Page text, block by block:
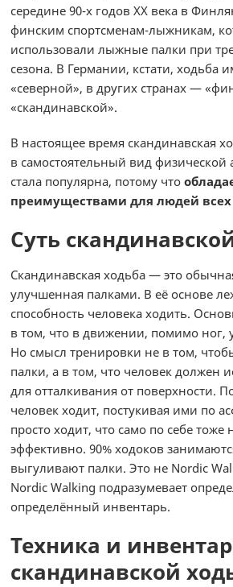
середине 90-х годов ХХ века в
финским спортсменам-лыжникам,
использовали лыжные палки при
сезона. В Германии, кстати, ходьба
«северной», в других странах —
«скандинавской».
В настоящее время скандинавская
в самостоятельный вид физической
стала популярна, потому что
преимуществами для людей всех
Суть
Скандинавская ходьба — это
улучшенная палками. В её основе
способность человека ходить.
в том, что в движении, помимо ног,
Но смысл тренировки не в том,
палки, а в том, что человек должен
для отталкивания от поверхности.
человек ходит, постукивая ими по
просто ходит, что само по себе тоже
эффективно. 90% ходоков
выгуливают палки. Это не Nordic
Nordic Walking подразумевает
определённый инвентарь.
Техника и
скандинавской